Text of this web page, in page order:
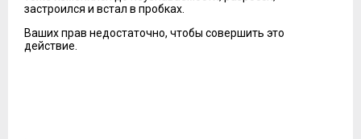
застроился и встал в пробках.
Ваших прав недостаточно, чтобы совершить это
действие.